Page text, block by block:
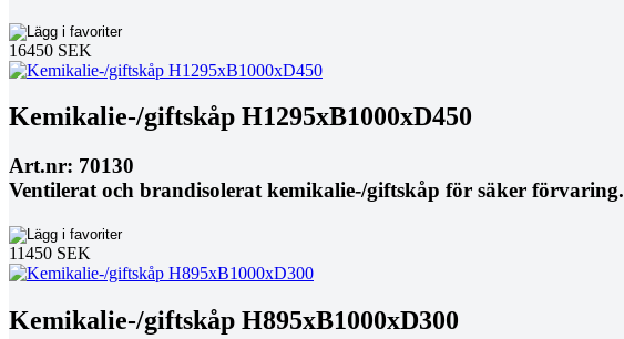
16450 SEK
Kemikalie-/giftskåp H1295xB1000xD450
Art.nr: 70130
Ventilerat och brandisolerat kemikalie-/giftskåp för säker förvaring.
11450 SEK
Kemikalie-/giftskåp H895xB1000xD300